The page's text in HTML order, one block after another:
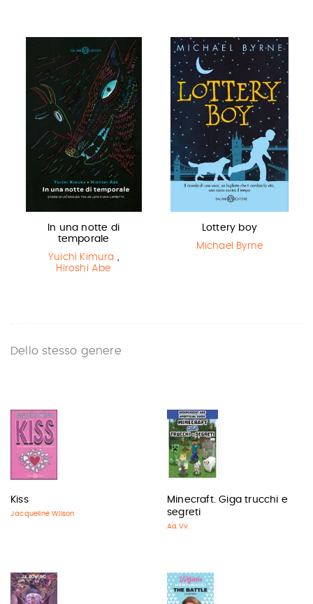
In una notte di
temporale
Yuichi Kimura ,
Hiroshi Abe
Lottery boy
Michael Byrne
Dello stesso genere
Kiss
Jacqueline Wilson
Minecraft. Giga trucchi e
segreti
Aa.Vv.